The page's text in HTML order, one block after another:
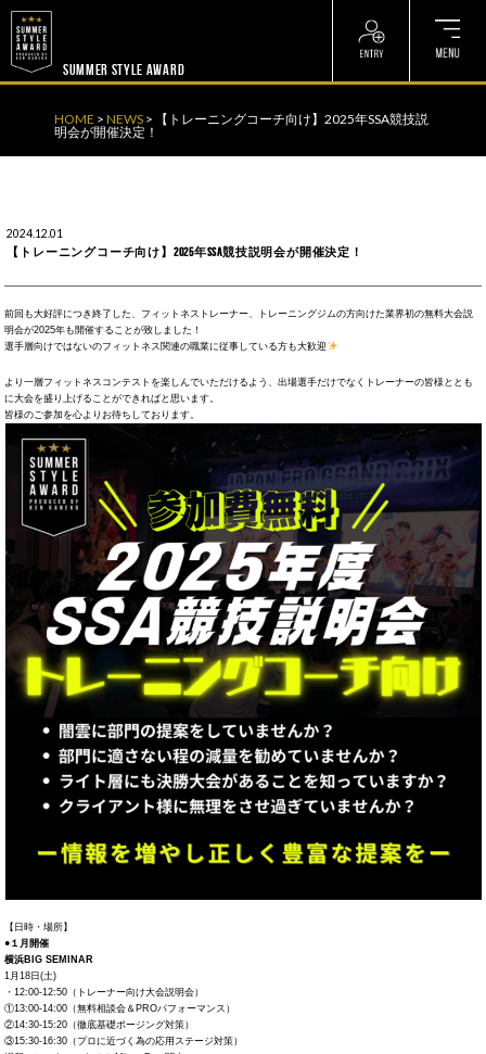
SUMMER STYLE AWARD
HOME > NEWS > 【トレーニングコーチ向け】2025年SSA競技説
明会が開催決定！
2024.12.01
【トレーニングコーチ向け】2025年SSA競技説明会が開催決定！
前回も大好評につき終了した、フィットネストレーナー、トレーニングジムの方向けた業界初の無料大会説
明会が2025年も開催することが致しました！
選手層向けではないのフィットネス関連の職業に従事している方も大歓迎
より一層フィットネスコンテストを楽しんでいただけるよう、出場選手だけでなくトレーナーの皆様ととも
に大会を盛り上げることができればと思います。
皆様のご参加を心よりお待ちしております。
【日時・場所】
●１月開催
横浜BIG SEMINAR
1月18日(土)
・12:00-12:50（トレーナー向け大会説明会）
①13:00-14:00（無料相談会＆PROパフォーマンス）
②14:30-15:20（徹底基礎ポージング対策）
③15:30-16:30（プロに近づく為の応用ステージ対策）